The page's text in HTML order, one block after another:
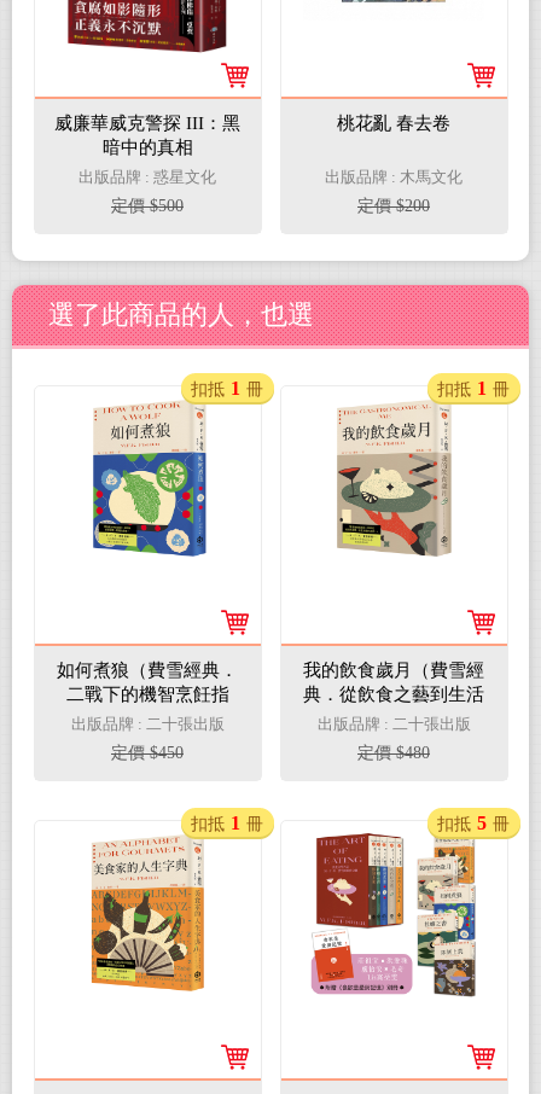
威廉華威克警探 III：黑
暗中的真相
出版品牌 : 惑星文化
定價 $500
桃花亂 春去卷
出版品牌 : 木馬文化
定價 $200
選了此商品的人，也選
如何煮狼（費雪經典．
二戰下的機智烹飪指
南）
出版品牌 : 二十張出版
定價 $450
扣抵 1 冊
我的飲食歲月（費雪經
典．從飲食之藝到生活
之藝，首部親筆自傳）
出版品牌 : 二十張出版
定價 $480
扣抵 1 冊
扣抵 1 冊 扣抵 5 冊